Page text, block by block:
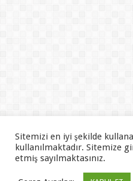
Sitemizi en iyi şekilde
kullanılmaktadır. Sitemize
etmiş sayılmaktasınız.